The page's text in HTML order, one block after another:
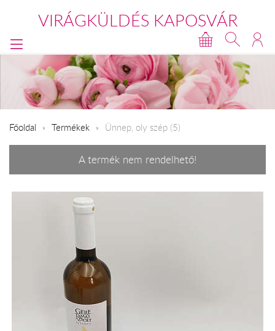
VIRÁGKÜLDÉS KAPOSVÁR
Főoldal Termékek Ünnep, oly szép (5)
A termék nem rendelhető!